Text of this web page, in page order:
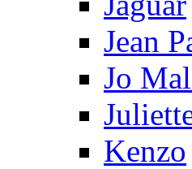
Jean
Jo
Kenzo